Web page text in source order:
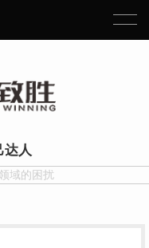
达人
域的困扰